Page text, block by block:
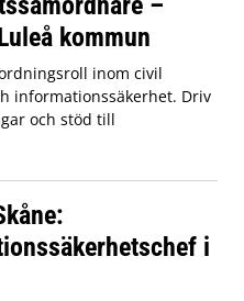
kommun
inom civil
informationssäkerhet. Driv
och stöd till
i